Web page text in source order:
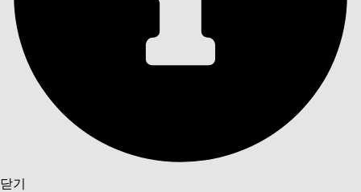
닫기